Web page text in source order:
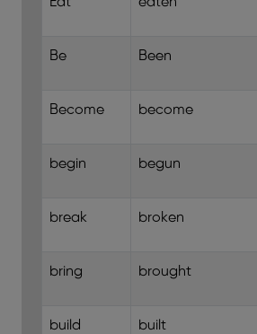
Be Been
Become become
begin begun
break broken
bring brought
build built